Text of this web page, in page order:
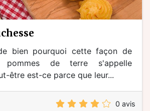
bien pourquoi cette façon de
pommes de terre s'appelle
être est-ce parce que leur...
0 avis